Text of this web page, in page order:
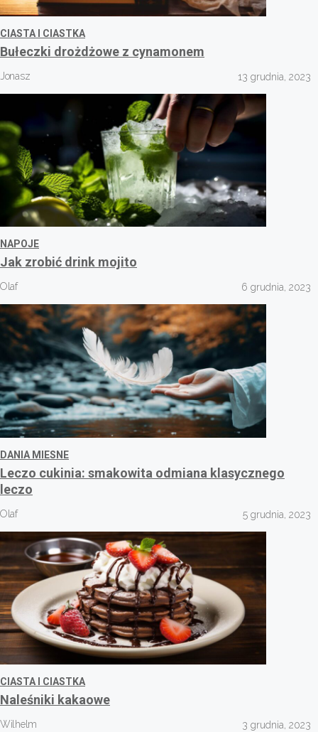
CIASTA I CIASTKA
Bułeczki drożdżowe z cynamonem
Jonasz 13 grudnia, 2023
NAPOJE
Jak zrobić drink mojito
Olaf 6 grudnia, 2023
DANIA MIESNE
Leczo cukinia: smakowita odmiana klasycznego
leczo
Olaf 5 grudnia, 2023
CIASTA I CIASTKA
Naleśniki kakaowe
Wilhelm 3 grudnia, 2023